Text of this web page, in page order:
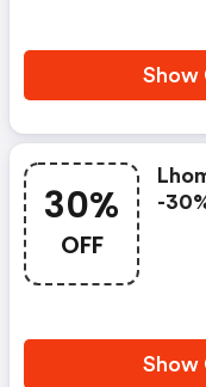
Show
30%
OFF
-
Show